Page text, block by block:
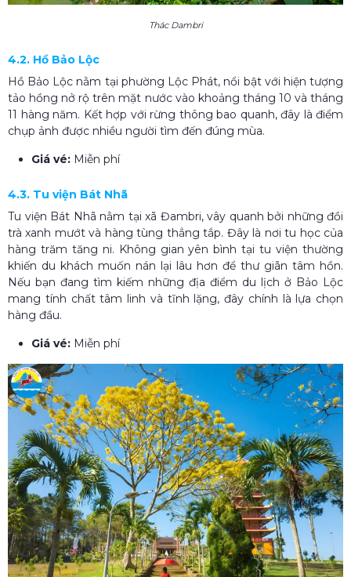
Thác Dambri
4.2. Hồ Bảo Lộc
Hồ Bảo Lộc nằm tại phường Lộc Phát, nổi bật với hiện tượng
tảo hồng nở rộ trên mặt nước vào khoảng tháng 10 và tháng
11 hàng năm. Kết hợp với rừng thông bao quanh, đây là điểm
chụp ảnh được nhiều người tìm đến đúng mùa.
Giá vé: Miễn phí
4.3. Tu viện Bát Nhã
Tu viện Bát Nhã nằm tại xã Đambri, vây quanh bởi những đồi
trà xanh mướt và hàng tùng thẳng tắp. Đây là nơi tu học của
hàng trăm tăng ni. Không gian yên bình tại tu viện thường
khiến du khách muốn nán lại lâu hơn để thư giãn tâm hồn.
Nếu bạn đang tìm kiếm những địa điểm du lịch ở Bảo Lộc
mang tính chất tâm linh và tĩnh lặng, đây chính là lựa chọn
hàng đầu.
Giá vé: Miễn phí